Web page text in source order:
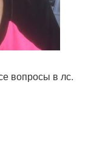
вопросы в лс.